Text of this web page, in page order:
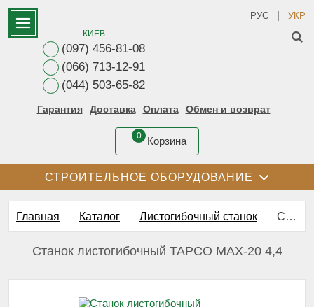
КИЕВ
(097) 456-81-08
(066) 713-12-91
(044) 503-65-82
Гарантия Доставка Оплата Обмен и возврат
0 Корзина
РУС | УКР
СТРОИТЕЛЬНОЕ ОБОРУДОВАНИЕ
Главная Каталог Листогибочный станок Станок листогибочный TAPCO MAX-20 4,4
Станок листогибочный TAPCO MAX-20 4,4